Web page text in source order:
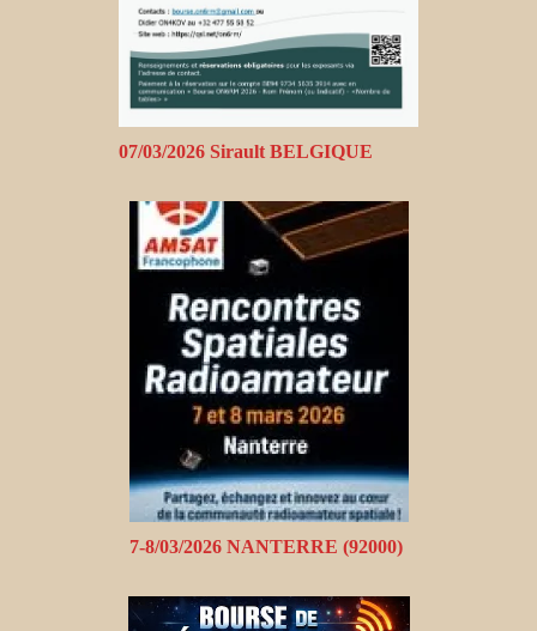
07/03/2026 Sirault BELGIQUE
7-8/03/2026 NANTERRE (92000)